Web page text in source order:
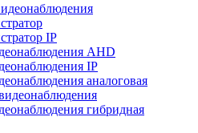
IP
AHD
IP
аналоговая
гибридная